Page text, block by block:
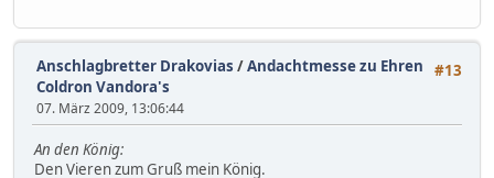
#13
Anschlagbretter Drakovias /Andachtmesse zu Ehren
Coldron Vandora's
07. März 2009, 13:06:44
An den König:
Den Vieren zum Gruß mein König.